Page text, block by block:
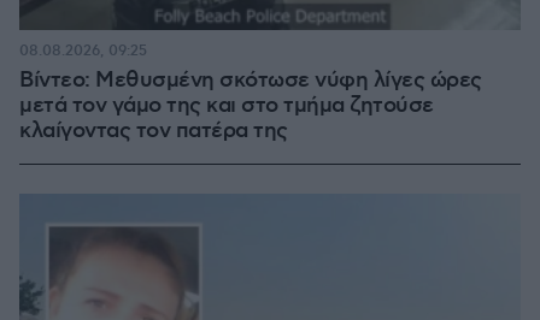
Βίντεο: Μεθυσμένη σκότωσε νύφη λίγες ώρες
μετά τον γάμο της και στο τμήμα ζητούσε
κλαίγοντας τον πατέρα της
08.08.2026, 09:25